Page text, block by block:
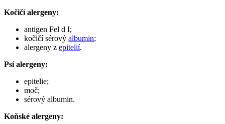
Kočičí alergeny:
antigen Fel d I;
kočičí sérový albumin;
alergeny z epitelií.
Psí alergeny:
epitelie;
moč;
sérový albumin.
Koňské alergeny: